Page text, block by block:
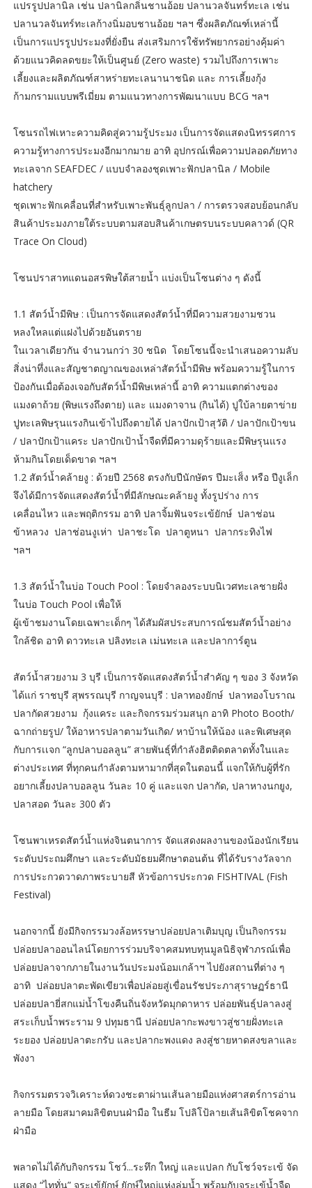
แปรรูปปลานิล เช่น ปลานิลกลิ่นชานอ้อย ปลานวลจันทร์ทะเล เช่น
ปลานวลจันทร์ทะเลก้างนิ่มอบชานอ้อย ฯลฯ ซึ่งผลิตภัณฑ์เหล่านี้
เป็นการแปรรูปประมงที่ยั่งยืน ส่งเสริมการใช้ทรัพยากรอย่างคุ้มค่า
ด้วยแนวคิดลดขยะให้เป็นศูนย์ (Zero waste) รวมไปถึงการเพาะ
เลี้ยงและผลิตภัณฑ์สาหร่ายทะเลนานาชนิด และ การเลี้ยงกุ้ง
ก้ามกรามแบบพรีเมี่ยม ตามแนวทางการพัฒนาแบบ BCG ฯลฯ
โซนรถไฟเหาะความคิดสู่ความรู้ประมง เป็นการจัดแสดงนิทรรศการ
ความรู้ทางการประมงอีกมากมาย อาทิ อุปกรณ์เพื่อความปลอดภัยทาง
ทะเลจาก SEAFDEC / แบบจำลองชุดเพาะฟักปลานิล / Mobile
hatchery
ชุดเพาะฟักเคลื่อนที่สำหรับเพาะพันธุ์ลูกปลา / การตรวจสอบย้อนกลับ
สินค้าประมงภายใต้ระบบตามสอบสินค้าเกษตรบนระบบคลาวด์ (QR
Trace On Cloud)
โซนปราสาทแดนอสรพิษใต้สายน้ำ แบ่งเป็นโซนต่าง ๆ ดังนี้
1.1 สัตว์น้ำมีพิษ : เป็นการจัดแสดงสัตว์น้ำที่มีความสวยงามชวน
หลงใหลแต่แฝงไปด้วยอันตราย
ในเวลาเดียวกัน จำนวนกว่า 30 ชนิด โดยโซนนี้จะนำเสนอความลับ
สิ่งน่าทึ่งและสัญชาตญาณของเหล่าสัตว์น้ำมีพิษ พร้อมความรู้ในการ
ป้องกันเมื่อต้องเจอกับสัตว์น้ำมีพิษเหล่านี้ อาทิ ความแตกต่างของ
แมงดาถ้วย (พิษแรงถึงตาย) และ แมงดาจาน (กินได้) ปูใบ้ลายตาข่าย
ปูทะเลพิษรุนแรงกินเข้าไปถึงตายได้ ปลาปักเป้าสุวัติ / ปลาปักเป้าขน
/ ปลาปักเป้าแคระ ปลาปักเป้าน้ำจืดที่มีความดุร้ายและมีพิษรุนแรง
ห้ามกินโดยเด็ดขาด ฯลฯ
1.2 สัตว์น้ำคล้ายงู : ด้วยปี 2568 ตรงกับปีนักษัตร ปีมะเส็ง หรือ ปีงูเล็ก
จึงได้มีการจัดแสดงสัตว์น้ำที่มีลักษณะคล้ายงู ทั้งรูปร่าง การ
เคลื่อนไหว และพฤติกรรม อาทิ ปลาจิ้มฟันจระเข้ยักษ์ ปลาช่อน
ข้าหลวง ปลาช่อนงูเห่า ปลาชะโด ปลาตูหนา ปลากระทิงไฟ
ฯลฯ
1.3 สัตว์น้ำในบ่อ Touch Pool : โดยจำลองระบบนิเวศทะเลชายฝั่ง
ในบ่อ Touch Pool เพื่อให้
ผู้เข้าชมงานโดยเฉพาะเด็กๆ ได้สัมผัสประสบการณ์ชมสัตว์น้ำอย่าง
ใกล้ชิด อาทิ ดาวทะเล ปลิงทะเล เม่นทะเล และปลาการ์ตูน
สัตว์น้ำสวยงาม 3 บุรี เป็นการจัดแสดงสัตว์น้ำสำคัญ ๆ ของ 3 จังหวัด
ได้แก่ ราชบุรี สุพรรณบุรี กาญจนบุรี : ปลาทองยักษ์ ปลาทองโบราณ
ปลากัดสวยงาม กุ้งแคระ และกิจกรรมร่วมสนุก อาทิ Photo Booth/
ฉากถ่ายรูป/ ให้อาหารปลาตามวันเกิด/ หาบ้านให้น้อง และพิเศษสุด
กับการเเจก “ลูกปลาบอลลูน” สายพันธุ์ที่กำลังฮิตติดตลาดทั้งในและ
ต่างประเทศ ที่ทุกคนกำลังตามหามากที่สุดในตอนนี้ แจกให้กับผู้ที่รัก
อยากเลี้ยงปลาบอลลูน วันละ 10 คู่ และแจก ปลากัด, ปลาหางนกยูง,
ปลาสอด วันละ 300 ตัว
โซนพาเหรดสัตว์น้ำแห่งจินตนาการ จัดแสดงผลงานของน้องนักเรียน
ระดับประถมศึกษา และระดับมัธยมศึกษาตอนต้น ที่ได้รับรางวัลจาก
การประกวดวาดภาพระบายสี หัวข้อการประกวด FISHTIVAL (Fish
Festival)
นอกจากนี้ ยังมีกิจกรรมวงล้อหรรษาปล่อยปลาเติมบุญ เป็นกิจกรรม
ปล่อยปลาออนไลน์โดยการร่วมบริจาคสมทบทุนมูลนิธิจุฬาภรณ์เพื่อ
ปล่อยปลาจากภายในงานวันประมงน้อมเกล้าฯ ไปยังสถานที่ต่าง ๆ
อาทิ ปล่อยปลาตะพัดเขียวเพื่อปล่อยสู่เขื่อนรัชประภาสุราษฏร์ธานี
ปล่อยปลายี่สกแม่น้ำโขงคืนถิ่นจังหวัดมุกดาหาร ปล่อยพันธุ์ปลาลงสู่
สระเก็บน้ำพระราม 9 ปทุมธานี ปล่อยปลากะพงขาวสู่ชายฝั่งทะเล
ระยอง ปล่อยปลาตะกรับ และปลากะพงแดง ลงสู่ชายหาดสงขลาและ
พังงา
กิจกรรมตรวจวิเคราะห์ดวงชะตาผ่านเส้นลายมือแห่งศาสตร์การอ่าน
ลายมือ โดยสมาคมลิขิตบนฝ่ามือ ในธีม โปลิโป้ลายเส้นลิขิตโชคจาก
ฝ่ามือ
พลาดไม่ได้กับกิจกรรม โชว์...ระทึก ใหญ่ และแปลก กับโชว์จระเข้ จัด
แสดง “ไททั่น” จระเข้ยักษ์ ยักษ์ใหญ่แห่งลุ่มน้ำ พร้อมกับจระเข้น้ำจืด